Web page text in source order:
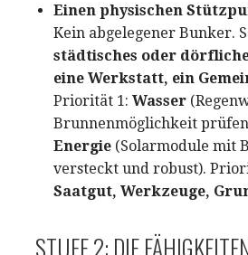
Einen physischen
Kein abgelegener Bunker.
städtisches oder
eine Werkstatt, ein
Priorität 1: Wasser
Brunnenmöglichkeit
Energie (Solarmodule mit
versteckt und robust).
Saatgut, Werkzeuge,
STUFE 2: DIE